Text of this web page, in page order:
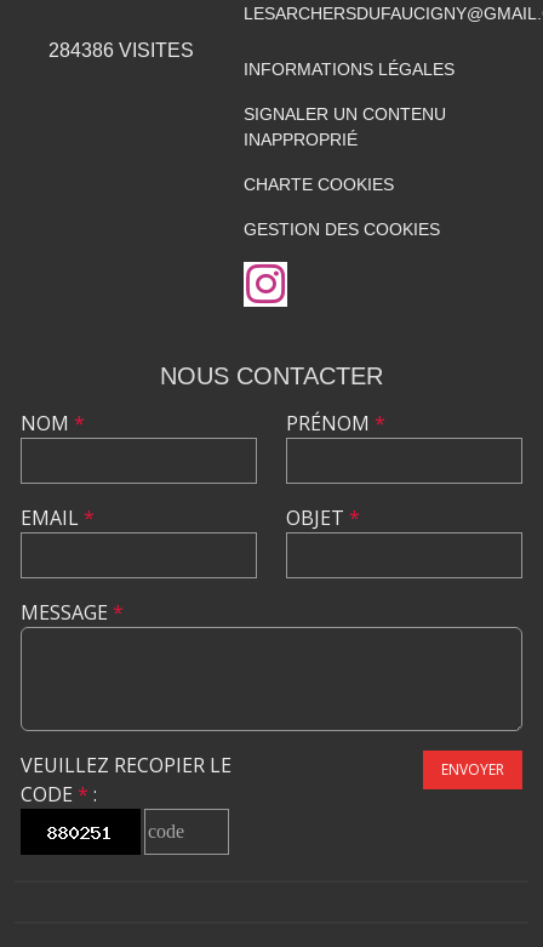
284386 VISITES
INFORMATIONS LÉGALES
SIGNALER UN CONTENU
INAPPROPRIÉ
CHARTE COOKIES
GESTION DES COOKIES
NOUS CONTACTER
NOM *
EMAIL*
PRÉNOM *
OBJET *
MESSAGE *
VEUILLEZ RECOPIER LE
CODE * :
ENVOYER